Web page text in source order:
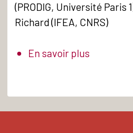
(PRODIG, Université Paris
Richard (IFEA, CNRS)
En savoir plus